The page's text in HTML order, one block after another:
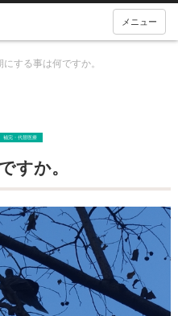
メニュー
にする事は何ですか。
補完・代替医療
すか。